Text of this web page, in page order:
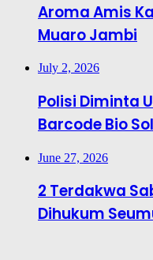
Aroma Amis
Muaro Jambi
July 2, 2026
Polisi Diminta
Barcode Bio
June 27, 2026
2 Terdakwa
Dihukum